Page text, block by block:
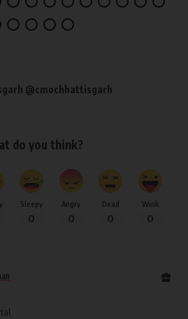
@cmochhattisgarh
do you think?
Sleepy
0
Angry
0
Dead
0
Wink
0